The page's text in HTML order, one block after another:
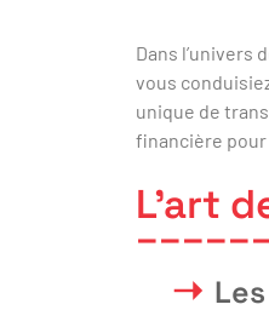
Dans l’univers
vous
unique de
financière pour
L’art